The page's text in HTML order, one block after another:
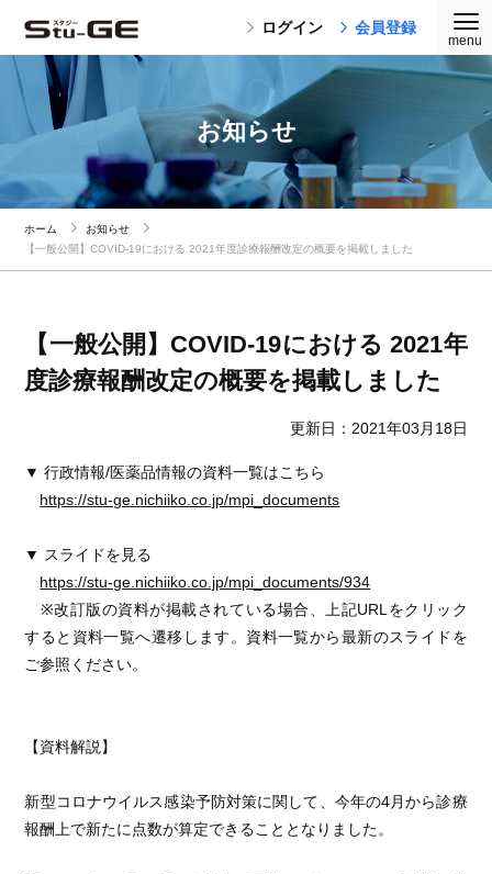
ログイン 会員登録
お知らせ
ホーム
お知らせ
【一般公開】COVID-19における 2021年度診療報酬改定の概要を掲載しました
【一般公開】COVID-19における 2021年
度診療報酬改定の概要を掲載しました
更新日：2021年03月18日
▼ 行政情報/医薬品情報の資料一覧はこちら
https://stu-ge.nichiiko.co.jp/mpi_documents
▼ スライドを見る
https://stu-ge.nichiiko.co.jp/mpi_documents/934
※改訂版の資料が掲載されている場合、上記URLをクリック
すると資料一覧へ遷移します。資料一覧から最新のスライドを
ご参照ください。
【資料解説】
新型コロナウイルス感染予防対策に関して、今年の4月から診療
報酬上で新たに点数が算定できることとなりました。